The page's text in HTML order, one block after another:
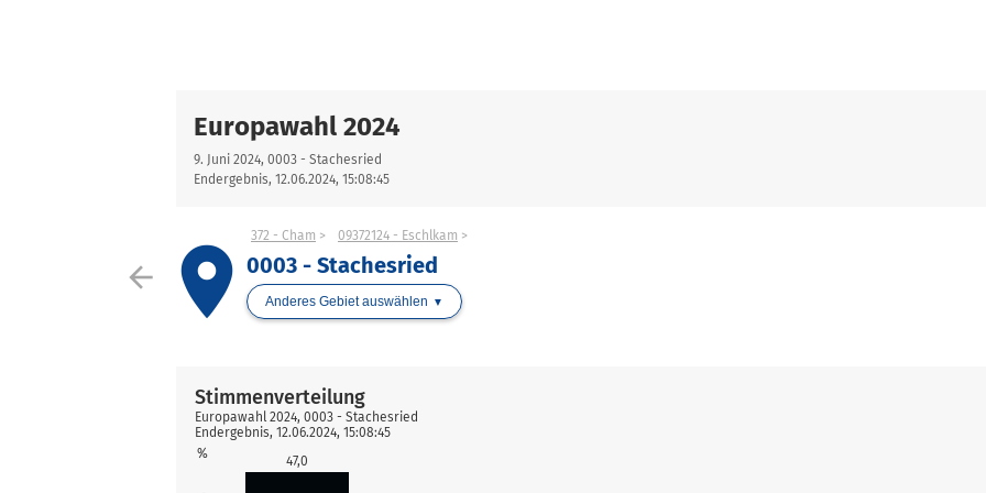
Europawahl 2024
9. Juni 2024, 0003 - Stachesried
Endergebnis, 12.06.2024, 15:08:45
arrow_back place
372 - Cham 09372124 - Eschlkam
0003 - Stachesried
Anderes Gebiet auswählen
%
47,0
Stimmenverteilung
Europawahl 2024, 0003 - Stachesried
Endergebnis, 12.06.2024, 15:08:45